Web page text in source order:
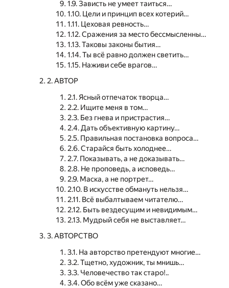
1.9. Зависть не умеет таиться…
1.10. Цели и принцип всех котерий…
1.11. Цеховая ревность…
1.12. Сражения за место бессмысленны…
1.13. Таковы законы бытия…
1.14. Ты всё равно должен светить…
1.15. Наживи себе врагов…
2. АВТОР
2.1. Ясный отпечаток творца…
2.2. Ищите меня в том…
2.3. Без гнева и пристрастия…
2.4. Дать объективную картину…
2.5. Правильная постановка вопроса…
2.6. Старайся быть холоднее…
2.7. Показывать, а не доказывать…
2.8. Не проповедь, а исповедь…
2.9. Маска, а не портрет…
2.10. В искусстве обмануть нельзя…
2.11. Всё выбалтываем читателю…
2.12. Быть вездесущим и невидимым…
2.13. Мудрый себя не выставляет…
3. АВТОРСТВО
3.1. На авторство претендуют многие…
3.2. Тщетно, художник, ты мнишь…
3.3. Человечество так старо!..
3.4. Обо всём уже сказано…